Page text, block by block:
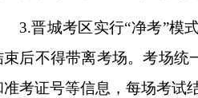
3.晋城考区实行“净考”模
束后不得带离考场。考场统
准考证号等信息，每场考试